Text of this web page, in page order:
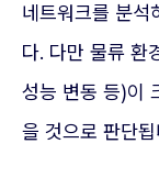
네트워크를 분석
다. 다만 물류 환
성능 변동 등)이
을 것으로 판단됩